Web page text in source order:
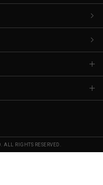
ALL RIGHTS RESERVED.